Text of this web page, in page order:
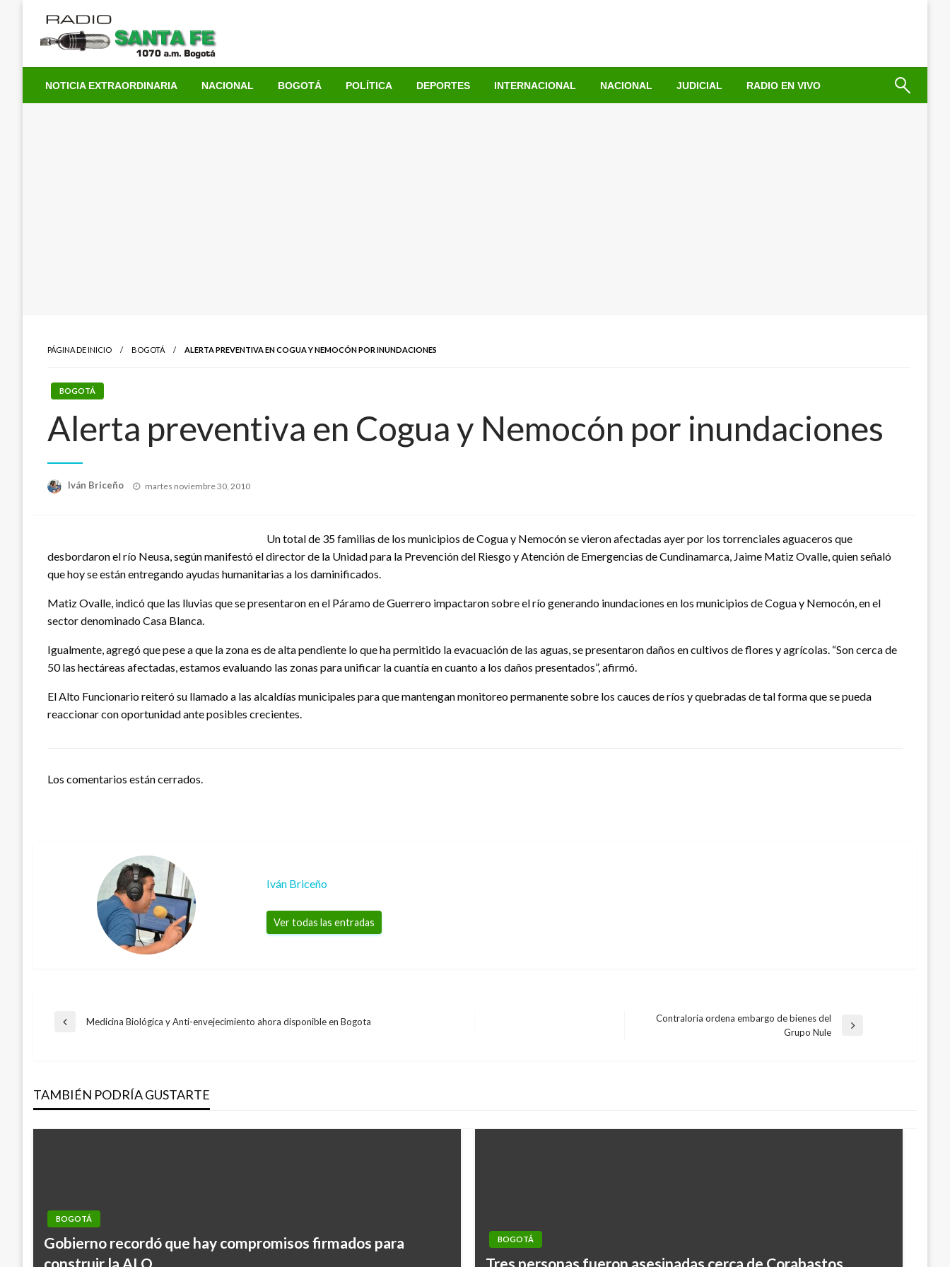
contenido
NOTICIA EXTRAORDINARIA NACIONAL BOGOTÁ POLÍTICA DEPORTES INTERNACIONAL NACIONAL JUDICIAL RADIO EN VIVO
PÁGINA DE INICIO BOGOTÁ ALERTA PREVENTIVA EN COGUA Y NEMOCÓN POR INUNDACIONES
BOGOTÁ
Alerta preventiva en Cogua y Nemocón por inundaciones
Iván Briceño
Publicado
martes noviembre 30, 2010
Un total de 35 familias de los municipios de Cogua y Nemocón se vieron afectadas ayer por los torrenciales aguaceros que
desbordaron el río Neusa, según manifestó el director de la Unidad para la Prevención del Riesgo y Atención de Emergencias de Cundinamarca, Jaime Matiz Ovalle, quien señaló
que hoy se están entregando ayudas humanitarias a los daminificados.
Matiz Ovalle, indicó que las lluvias que se presentaron en el Páramo de Guerrero impactaron sobre el río generando inundaciones en los municipios de Cogua y Nemocón, en el
sector denominado Casa Blanca.
Igualmente, agregó que pese a que la zona es de alta pendiente lo que ha permitido la evacuación de las aguas, se presentaron daños en cultivos de flores y agrícolas. “Son cerca de
50 las hectáreas afectadas, estamos evaluando las zonas para unificar la cuantía en cuanto a los daños presentados”, afirmó.
El Alto Funcionario reiteró su llamado a las alcaldías municipales para que mantengan monitoreo permanente sobre los cauces de ríos y quebradas de tal forma que se pueda
reaccionar con oportunidad ante posibles crecientes.
Los comentarios están cerrados.
Iván Briceño
Ver todas las entradas
Navegación
entradas
Entrada
Medicina Biológica y Anti-envejecimiento ahora disponible en Bogota
Contraloría ordena embargo de bienes del
Grupo Nule
TAMBIÉN PODRÍA GUSTARTE
BOGOTÁ
Gobierno recordó que hay compromisos firmados para
construir la ALO
BOGOTÁ
Tres personas fueron asesinadas cerca de Corabastos